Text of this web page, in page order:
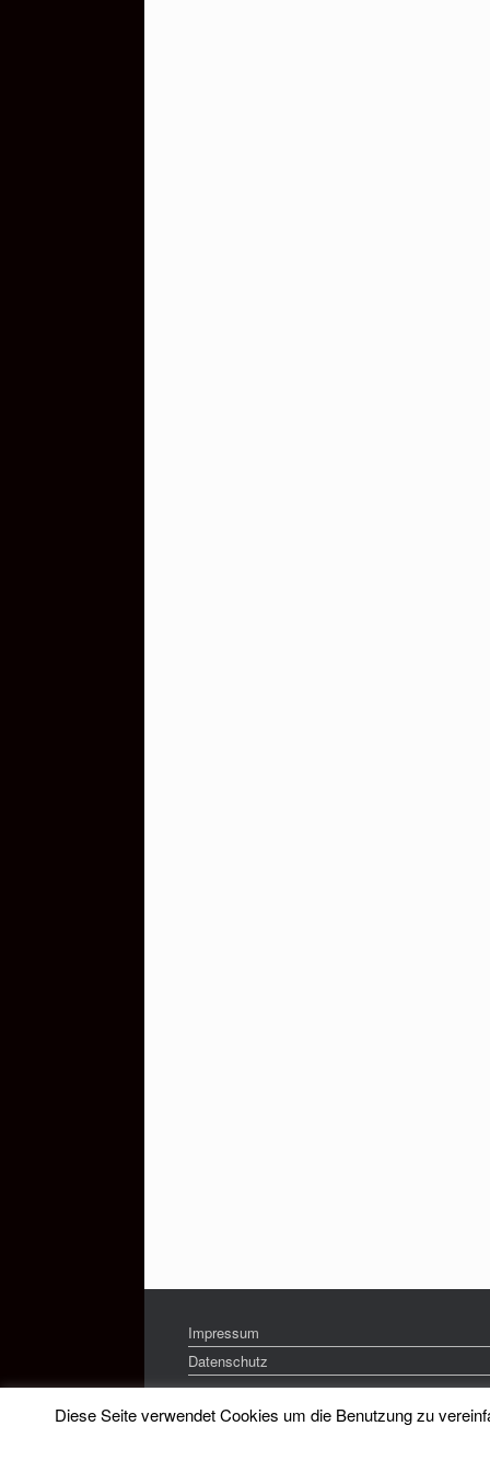
Impressum
Datenschutz
Diese Seite verwendet Cookies um die Benutzung zu